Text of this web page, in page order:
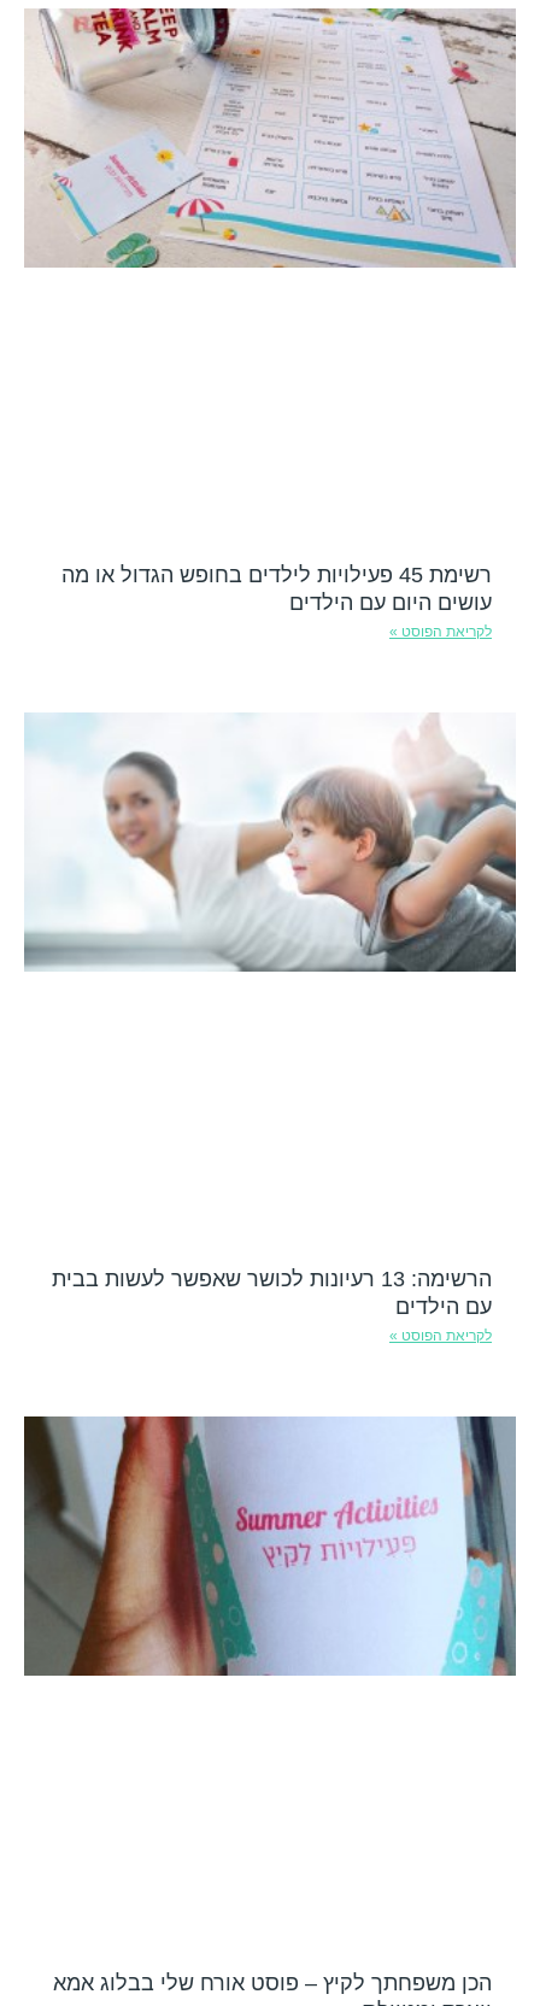
רשימת 45 פעילויות לילדים בחופש הגדול או מה
עושים היום עם הילדים
לקריאת הפוסט »
הרשימה: 13 רעיונות לכושר שאפשר לעשות בבית
עם הילדים
לקריאת הפוסט »
הכן משפחתך לקיץ – פוסט אורח שלי בבלוג אמא